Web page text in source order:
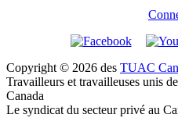
Copyright © 2026 des TUAC
Travailleurs et travailleuses unis
Canada
Le syndicat du secteur privé au